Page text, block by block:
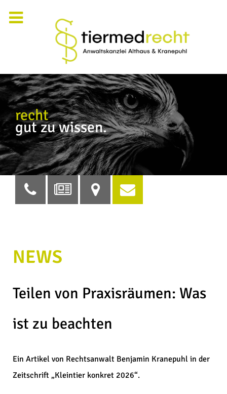
recht
gut zu wissen.
NEWS
Teilen von Praxisräumen: Was
ist zu beachten
Ein Artikel von Rechtsanwalt Benjamin Kranepuhl in der
Zeitschrift „Kleintier konkret 2026“.